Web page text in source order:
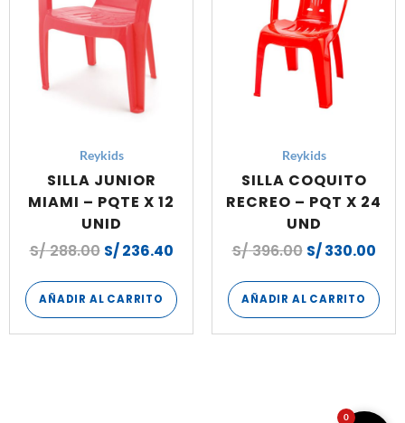
Reykids
SILLA JUNIOR
MIAMI – PQTE X 12
UNID
S/288.00 S/236.40
AÑADIR AL CARRITO
Reykids
SILLA COQUITO
RECREO – PQT X 24
UND
S/396.00 S/330.00
AÑADIR AL CARRITO
0